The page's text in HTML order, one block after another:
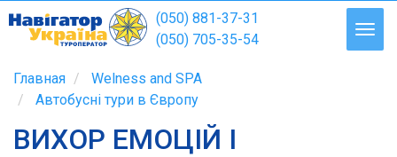
(050) 881-37-31
(050) 705-35-54
Главная
Welness and SPA
Автобусні тури в Європу
ВИХОР ЕМОЦІЙ І